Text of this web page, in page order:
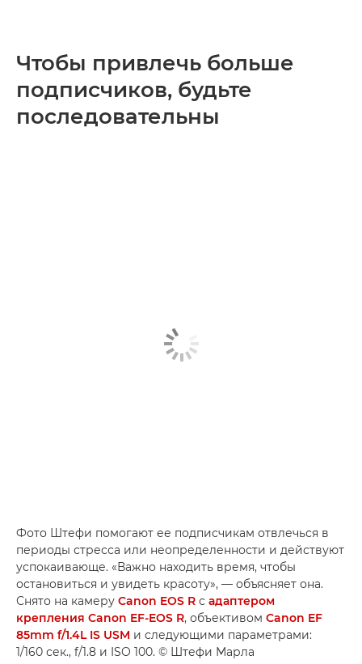
Чтобы привлечь больше
подписчиков, будьте
последовательны
Фото Штефи помогают ее подписчикам отвлечься в
периоды стресса или неопределенности и действуют
успокаивающе. «Важно находить время, чтобы
остановиться и увидеть красоту», — объясняет она.
Снято на камеру Canon EOS R с адаптером
крепления Canon EF-EOS R, объективом Canon EF
85mm f/1.4L IS USM и следующими параметрами:
1/160 сек., f/1.8 и ISO 100. © Штефи Марла